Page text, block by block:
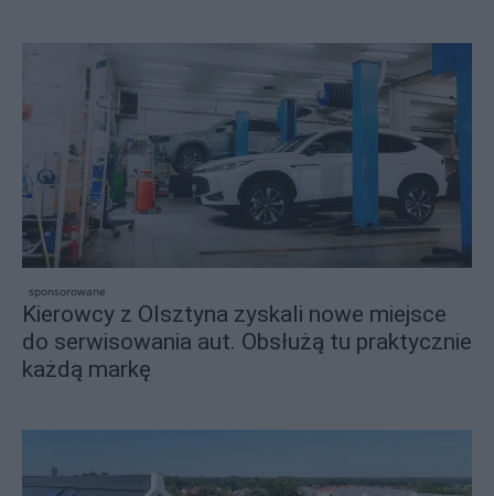
sponsorowane
Kierowcy z Olsztyna zyskali nowe miejsce
do serwisowania aut. Obsłużą tu praktycznie
każdą markę